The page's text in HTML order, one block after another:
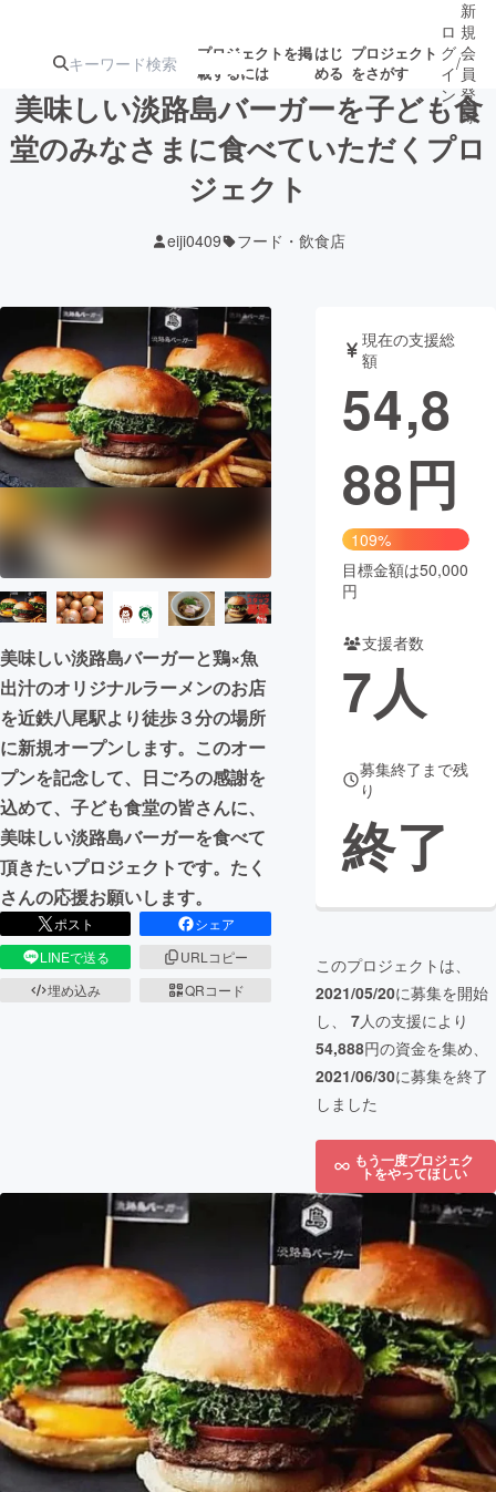
プロジェクトを掲
載するには
はじ
める
プロジェクト
をさがす
注目の新着プロ募集終了が近いプ
テクノロジー・ガジェット
映像・映画 書籍・雑誌
ビジネス・起業 チャレンジ
まちづくり・地域活性化
CAMPFIRE for Social Good CAMPFIRE Creation
コミュニティ
ロ
グ
イ
ン
/
新
規
会
員
登
録
美味しい淡路島バーガーを子ども食
堂のみなさまに食べていただくプロ
ジェクト
eiji0409 フード・飲食店
美味しい淡路島バーガーと鶏×魚
出汁のオリジナルラーメンのお店
を近鉄八尾駅より徒歩３分の場所
に新規オープンします。このオー
プンを記念して、日ごろの感謝を
込めて、子ども食堂の皆さんに、
美味しい淡路島バーガーを食べて
頂きたいプロジェクトです。たく
さんの応援お願いします。
ポスト
シェア
LINEで送る
URLコピー
埋め込み
QRコード
現在の支援総
額
54,8
88円
109%
目標金額は50,000
円
支援者数
7人
募集終了まで残
り
終了
このプロジェクトは、
2021/05/20に募集を開始
し、 7人の支援により
54,888円の資金を集め、
2021/06/30に募集を終了
しました
もう一度プロジェク
トをやってほしい